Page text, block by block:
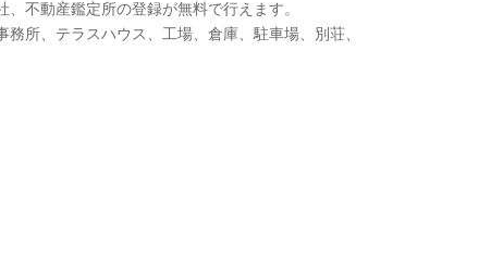
不動産鑑定所の登録が無料で行えます。
所、テラスハウス、工場、倉庫、駐車場、別荘、